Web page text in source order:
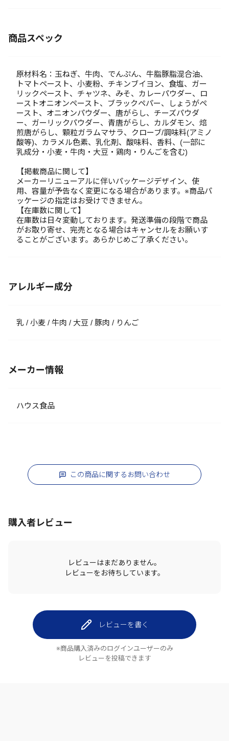
商品スペック
原材料名：玉ねぎ、牛肉、でんぷん、牛脂豚脂混合油、
トマトペースト、小麦粉、チキンブイヨン、食塩、ガー
リックペースト、チャツネ、みそ、カレーパウダー、ロ
ーストオニオンペースト、ブラックペパー、しょうがペ
ースト、オニオンパウダー、唐がらし、チーズパウダ
ー、ガーリックパウダー、青唐がらし、カルダモン、焙
煎唐がらし、顆粒ガラムマサラ、クローブ/調味料(アミノ
酸等)、カラメル色素、乳化剤、酸味料、香料、(一部に
乳成分・小麦・牛肉・大豆・鶏肉・りんごを含む)
【掲載商品に関して】
メーカーリニューアルに伴いパッケージデザイン、使
用、容量が予告なく変更になる場合があります。※商品パ
ッケージの指定はお受けできません。
【在庫数に関して】
在庫数は日々変動しております。発送準備の段階で商品
がお取り寄せ、完売となる場合はキャンセルをお願いす
ることがございます。あらかじめご了承ください。
アレルギー成分
乳 / 小麦 / 牛肉 / 大豆 / 豚肉 / りんご
メーカー情報
ハウス食品
この商品に関するお問い合わせ
購入者レビュー
レビューはまだありません。
レビューをお待ちしています。
レビューを書く
※商品購入済みのログインユーザーのみ
レビューを投稿できます